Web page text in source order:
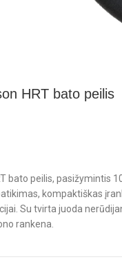
HRT bato peilis
bato peilis, pasižymintis
kompaktiškas
Su tvirta juoda
rankena.